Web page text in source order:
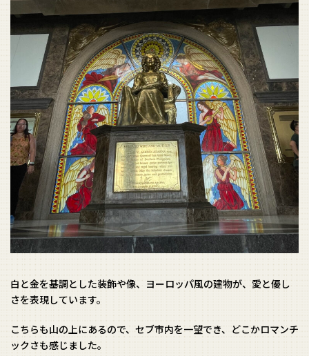
白と金を基調とした装飾や像、ヨーロッパ風の建物が、愛と優し
さを表現しています。
こちらも山の上にあるので、セブ市内を一望でき、どこかロマンチ
ックさも感じました。